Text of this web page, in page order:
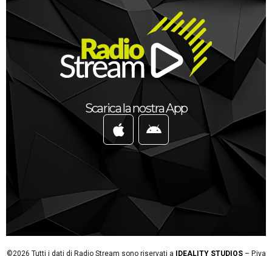
Scarica la nostra App
©2026 Tutti i dati di Radio Stream sono riservati a IDEALITY STUDIOS– P.iva